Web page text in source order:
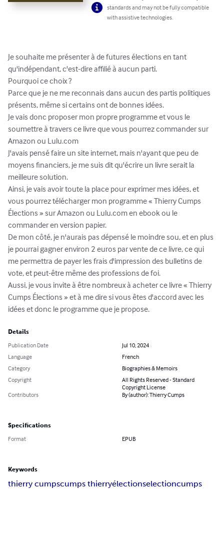
standards and may not be fully compatible
with assistive technologies.
Je souhaite me présenter à de futures élections en tant
qu'indépendant, c'est-dire affilié à aucun parti.
Pourquoi ce choix ?
Parce que je ne me reconnais dans aucun des partis politiques
présents, même si certains ont de bonnes idées.
Je vais donc proposer mon propre programme et vous le
soumettre à travers ce livre que vous pourrez commander sur
Amazon ou Lulu.com
J'avais pensé faire un site internet, mais n'ayant que peu de
moyens financiers, je me suis dit qu'écrire un livre serait la
meilleure solution.
Ainsi, je vais avoir toute la place pour exprimer mes idées, et
vous pourrez télécharger mon programme « Thierry Cumps
Élections » sur Amazon ou Lulu.com en ebook ou le
commander en version papier.
De mon côté, je n'aurais pas dépensé le moindre sou, et en plus
je pourrai gagner environ 2 euros par vente de ce livre, ce qui
me permettra de payer les frais d'impression des bulletins de
vote, et peut-être même des professions de foi.
Aussi, je vous invite à être nombreux à acheter ce livre « Thierry
Cumps Élections » et à me dire si vous êtes d'accord avec les
idées et donc le programme que je propose.
Details
Publication Date
Jul 10, 2024
Language
French
Category
Biographies & Memoirs
Copyright
All Rights Reserved - Standard
Copyright License
Contributors
By (author): Thierry Cumps
Specifications
Format EPUB
Keywords
thierry cumpscumps thierryélectionselectioncumps